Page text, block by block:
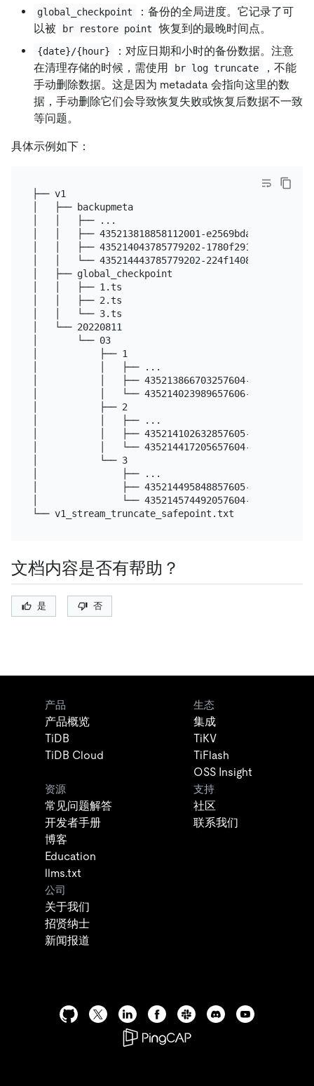
global_checkpoint
：备份的全局进度。它记录了可
以被
br restore point 恢复到的最晚时间点。
{date}/{hour}
：对应日期和小时的备份数据。注意
在清理存储的时候，需使用
br log truncate
，不能
手动删除数据。这是因为 metadata 会指向这里的数
据，手动删除它们会导致恢复失败或恢复后数据不一致
等问题。
具体示例如下：
├── v1
│   ├── backupmeta
│   │   ├── ...
│   │   ├── 435213818858112001-e2569bda-a75a-
│   │   ├── 435214043785779202-1780f291-3b8a-
│   │   └── 435214443785779202-224f1408-fff5-
│   ├── global_checkpoint
│   │   ├── 1.ts
│   │   ├── 2.ts
│   │   └── 3.ts
│   └── 20220811
│       └── 03
│           ├── 1
│           │   ├── ...
│           │   ├── 435213866703257604-60fcbdb6-
│           │   └── 435214023989657606-72ce65ff-
│           ├── 2
│           │   ├── ...
│           │   ├── 435214102632857605-
│           │   └── 435214417205657604-e6980303-
│           └── 3
│               ├── ...
│               ├── 435214495848857605-7bf65e92-
│               └── 435214574492057604-80d3b15e-
文档内容是否有帮助？
是 否
产品
产品概览
TiDB
TiDB Cloud
生态
集成
TiKV
TiFlash
OSS Insight
资源
常见问题解答
开发者手册
博客
Education
llms.txt
支持
社区
联系我们
公司
关于我们
招贤纳士
新闻报道